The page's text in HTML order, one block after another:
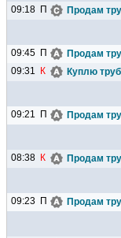
09:18 П Продам
09:45 П Продам
09:31
К Куплю
09:21 П Продам
08:38 К Продам
09:23 П Продам